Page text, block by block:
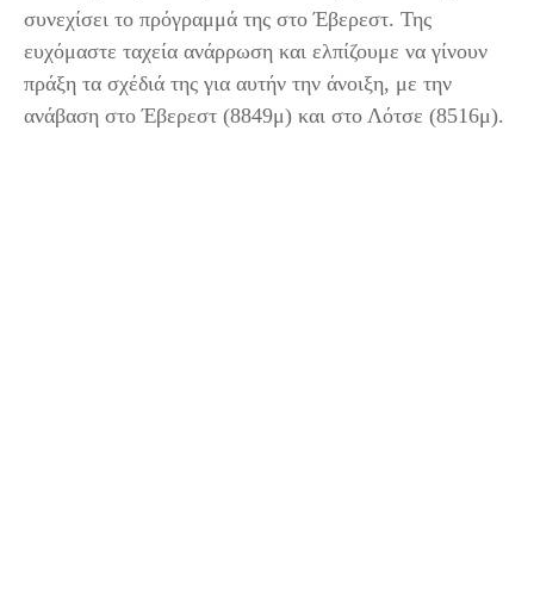
συνεχίσει το πρόγραμμά της στο Έβερεστ. Της
ευχόμαστε ταχεία ανάρρωση και ελπίζουμε να γίνουν
πράξη τα σχέδιά της για αυτήν την άνοιξη, με την
ανάβαση στο Έβερεστ (8849μ) και στο Λότσε (8516μ).